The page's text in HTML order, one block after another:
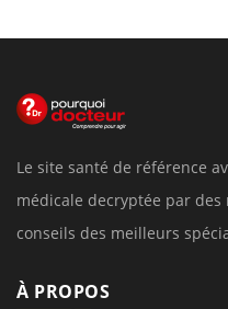
Le site santé de référence
médicale decryptée par des
conseils des meilleurs
À PROPOS